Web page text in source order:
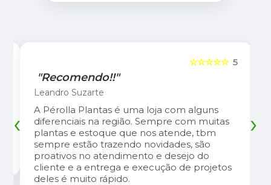
5
☆☆☆☆☆
"Recomendo!!"
Leandro Suzarte
A Pérolla Plantas é uma loja com alguns
diferenciais na região. Sempre com muitas
plantas e estoque que nos atende, tbm
sempre estão trazendo novidades, são
proativos no atendimento e desejo do
cliente e a entrega e execução de projetos
deles é muito rápido.
‹ ›